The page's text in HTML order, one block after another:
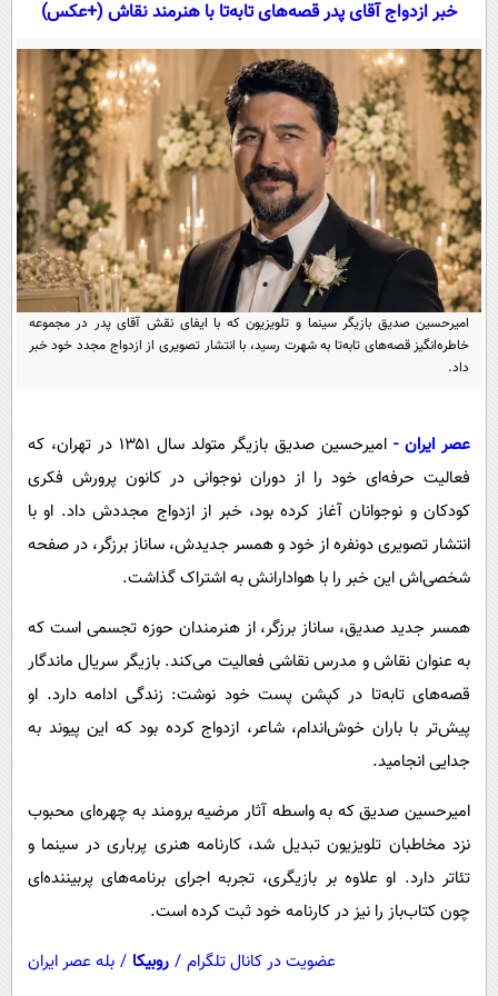
سیاسی
اقتصاد
اقتصادی
خودرو
جامعه
اجتماعی
حوادث
سلامت
یک برش دانایی
محیط زیست
سفر و تفریح
ورزشی
بین الملل
سیاست خارجی
فرهنگ و هنر
علم و دانش
فناوری و It
علمی
اخبار کریپتو
قرآن
گوناگون
سرگرمی
فیلم
سیاست
سرگرمی
فناوری
گوناگون
حوادث
محیط زیست
اجتماعی
حیات وحش
سیاست خارجی
پیامک
روانشناسی
آشپزی
دانلود
خبر ازدواج آقای پدر قصه‌های تابه‌تا با هنرمند نقاش (+عکس)
امیرحسین صدیق بازیگر سینما و تلویزیون که با ایفای نقش آقای پدر در مجموعه
خاطره‌انگیز قصه‌های تابه‌تا به شهرت رسید، با انتشار تصویری از ازدواج مجدد خود خبر
داد.
عصر ایران -
امیرحسین صدیق بازیگر متولد سال ۱۳۵۱ در تهران، که
فعالیت حرفه‌ای خود را از دوران نوجوانی در کانون پرورش فکری
کودکان و نوجوانان آغاز کرده بود، خبر از ازدواج مجددش داد. او با
انتشار تصویری دونفره از خود و همسر جدیدش، ساناز برزگر، در صفحه
شخصی‌اش این خبر را با هوادارانش به اشتراک گذاشت.
همسر جدید صدیق، ساناز برزگر، از هنرمندان حوزه تجسمی است که
به عنوان نقاش و مدرس نقاشی فعالیت می‌کند. بازیگر سریال ماندگار
قصه‌های تابه‌تا در کپشن پست خود نوشت: زندگی ادامه دارد. او
پیش‌تر با باران خوش‌اندام، شاعر، ازدواج کرده بود که این پیوند به
جدایی انجامید.
امیرحسین صدیق که به واسطه آثار مرضیه برومند به چهره‌ای محبوب
نزد مخاطبان تلویزیون تبدیل شد، کارنامه هنری پرباری در سینما و
تئاتر دارد. او علاوه بر بازیگری، تجربه اجرای برنامه‌های پربیننده‌ای
چون کتاب‌باز را نیز در کارنامه خود ثبت کرده است.
عضویت در کانال تلگرام / روبیکا / بله عصر ایران